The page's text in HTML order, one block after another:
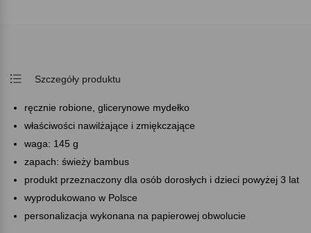
Szczegóły produktu
ręcznie robione, glicerynowe mydełko
właściwości nawilżające i zmiękczające
waga: 145 g
zapach: świeży bambus
produkt przeznaczony dla osób dorosłych i dzieci powyżej 3 lat
wyprodukowano w Polsce
personalizacja wykonana na papierowej obwolucie